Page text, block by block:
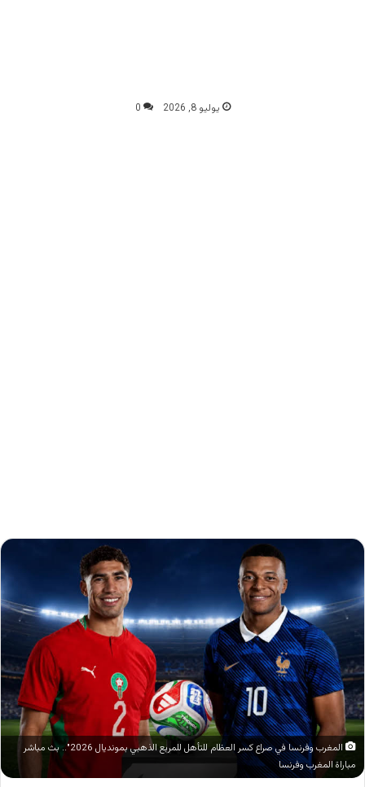
يوليو 8, 2026 0
المغرب وفرنسا في صراع كسر العظام للتأهل للمربع الذهبي بمونديال 2026".. بث مباشر
مباراة المغرب وفرنسا